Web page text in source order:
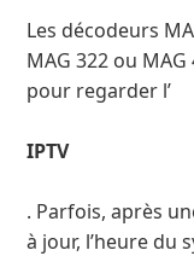
Les décodeurs
MAG 322 ou
pour regarder l’
IPTV
. Parfois, après
à jour, l’heure du